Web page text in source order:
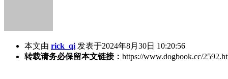
本文由 rick_qi 发表于2024年8月30日 10:20:56
转载请务必保留本文链接： https://www.dogbook.cc/